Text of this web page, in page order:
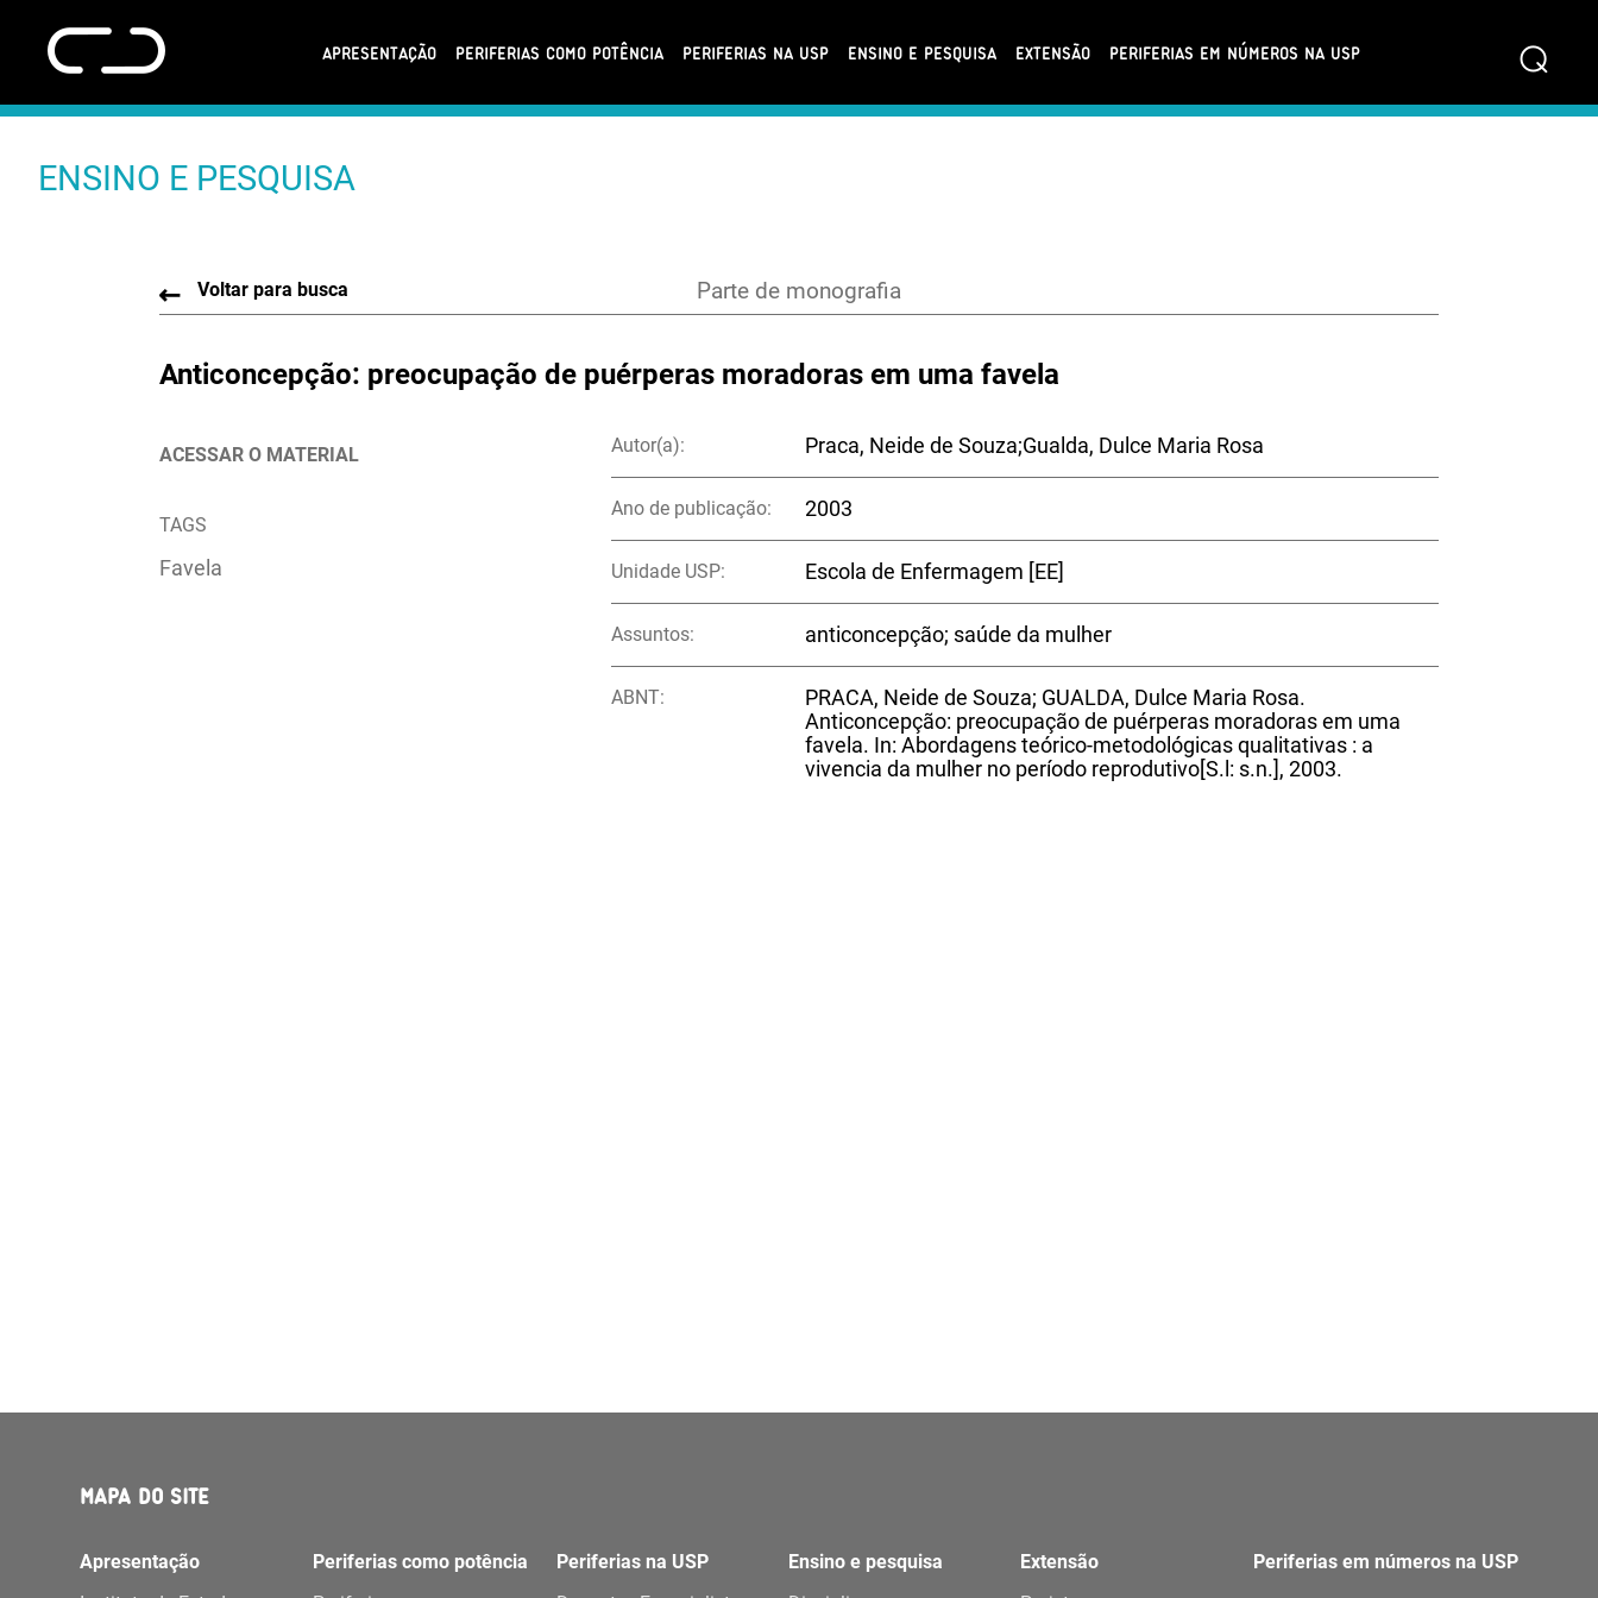
APRESENTAÇÃO PERIFERIAS COMO POTÊNCIA PERIFERIAS NA USP ENSINO E PESQUISA EXTENSÃO PERIFERIAS EM NÚMEROS NA USP ⌕
ENSINO E PESQUISA
Voltar para busca Parte de monografia
Anticoncepção: preocupação de puérperas moradoras em uma favela
ACESSAR O MATERIAL
TAGS
Favela
Autor(a): Praca, Neide de Souza;Gualda, Dulce Maria Rosa
Ano de publicação: 2003
Unidade USP: Escola de Enfermagem [EE]
Assuntos: anticoncepção; saúde da mulher
ABNT:
PRACA, Neide de Souza; GUALDA, Dulce Maria Rosa.
Anticoncepção: preocupação de puérperas moradoras em uma
favela. In: Abordagens teórico-metodológicas qualitativas : a
vivencia da mulher no período reprodutivo[S.l: s.n.], 2003.
MAPA DO SITE
Apresentação
Periferias como potência
Periferias na USP
Ensino e pesquisa
Extensão
Periferias em números na USP